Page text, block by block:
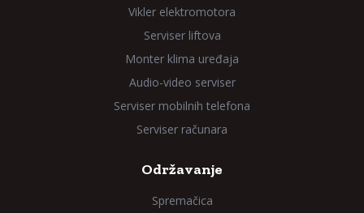
Vikler elektromotora
Serviser liftova
Monter klima uređaja
Audio-video serviser
Serviser mobilnih telefona
Serviser računara
Održavanje
Spremačica